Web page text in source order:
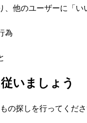
、他のユーザーに「い
為
いましょう
の探しを行ってくだ